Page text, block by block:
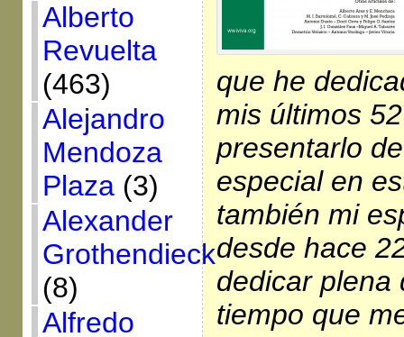
Alberto
Revuelta
(463)
Alejandro
Mendoza
Plaza(3)
Alexander
Grothendieck
(8)
Alfredo
que he
mis últimos
presentarlo
especial en
también mi
desde hace
dedicar plena
tiempo que